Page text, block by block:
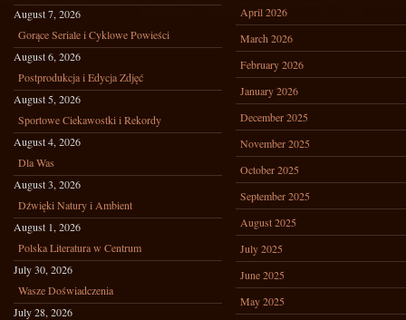
August 7, 2026
Gorące Seriale i Cyklowe Powieści
August 6, 2026
Postprodukcja i Edycja Zdjęć
August 5, 2026
Sportowe Ciekawostki i Rekordy
August 4, 2026
Dla Was
August 3, 2026
Dźwięki Natury i Ambient
August 1, 2026
Polska Literatura w Centrum
July 30, 2026
Wasze Doświadczenia
July 28, 2026
April 2026
March 2026
February 2026
January 2026
December 2025
November 2025
October 2025
September 2025
August 2025
July 2025
June 2025
May 2025